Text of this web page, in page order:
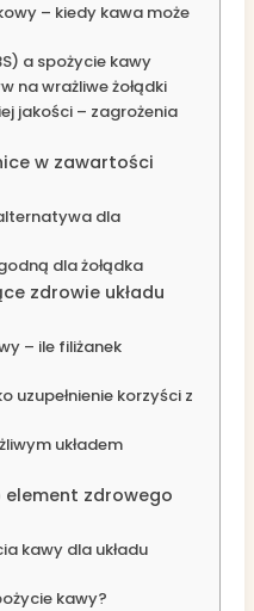
– kiedy kawa może
a spożycie kawy
na wrażliwe żołądki
jakości – zagrożenia
w zawartości
dla
dla żołądka
zdrowie układu
– ile filiżanek
uzupełnienie korzyści z
układem
element zdrowego
kawy dla układu
kawy?